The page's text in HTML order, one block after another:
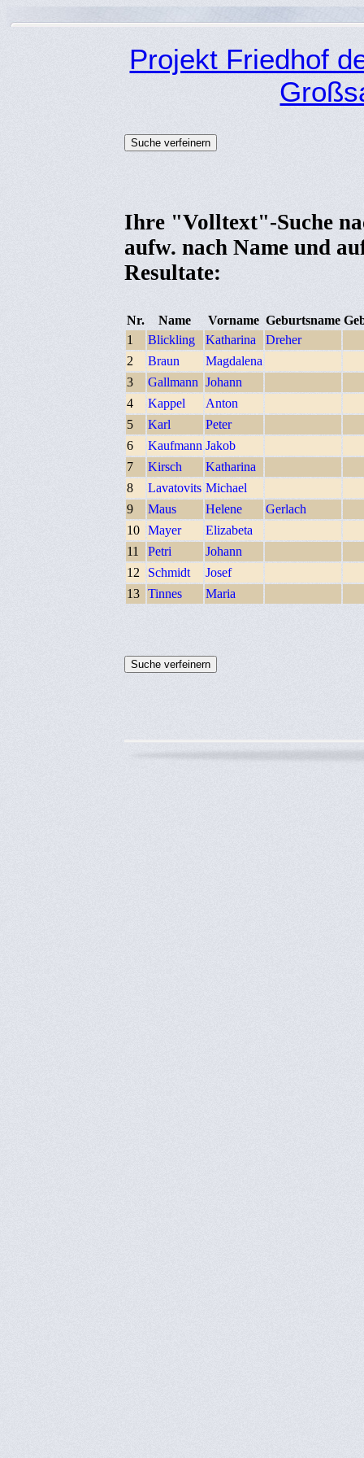
Projekt Friedhof
Ihre "Volltext"-Suche
aufw. nach Name und
Resultate:
Nr. Name Vorname Geburtsname
1
Blickling Katharina
Dreher
2
Braun
Magdalena
3
Gallmann Johann
4
Kappel
Anton
5
Karl
Peter
6
Kaufmann Jakob
7
Kirsch
Katharina
8
Lavatovits Michael
9
Maus Helene
Gerlach
10
Mayer
Elizabeta
11
Petri
Johann
12
Schmidt
Josef
13
Tinnes Maria